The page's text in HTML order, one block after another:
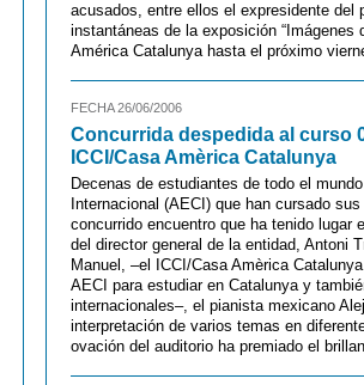
acusados, entre ellos el expresidente
instantáneas de la exposición “Imágenes
América Catalunya hasta el próximo
FECHA 26/06/2006
Concurrida despedida al curso
ICCI/Casa Amèrica Catalunya
Decenas de estudiantes de todo el
Internacional (AECI) que han cursado
concurrido encuentro que ha tenido
del director general de la entidad, Antoni
Manuel, –el ICCI/Casa Amèrica
AECI para estudiar en Catalunya y
internacionales–, el pianista mexicano
interpretación de varios temas en
ovación del auditorio ha premiado el